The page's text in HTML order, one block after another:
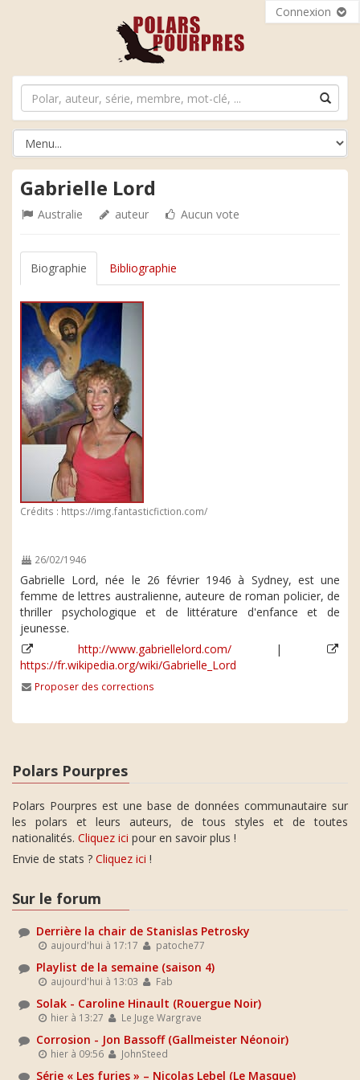
Connexion
Gabrielle Lord
Australie auteur Aucun vote
Biographie Bibliographie
Crédits : https://img.fantasticfiction.com/
26/02/1946
Gabrielle Lord, née le 26 février 1946 à Sydney, est une
femme de lettres australienne, auteure de roman policier, de
thriller psychologique et de littérature d'enfance et de
jeunesse.
http://www.gabriellelord.com/ |
https://fr.wikipedia.org/wiki/Gabrielle_Lord
Proposer des corrections
Polars Pourpres
Polars Pourpres est une base de données communautaire sur
les polars et leurs auteurs, de tous styles et de toutes
nationalités. Cliquez ici pour en savoir plus !
Envie de stats ? Cliquez ici !
Sur le forum
Derrière la chair de Stanislas Petrosky
aujourd'hui à 17:17 patoche77
Playlist de la semaine (saison 4)
aujourd'hui à 13:03 Fab
Solak - Caroline Hinault (Rouergue Noir)
hier à 13:27 Le Juge Wargrave
Corrosion - Jon Bassoff (Gallmeister Néonoir)
hier à 09:56 JohnSteed
Série « Les furies » – Nicolas Lebel (Le Masque)